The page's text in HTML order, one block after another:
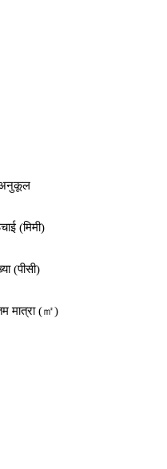
अनुकूल
(मिमी)
(पीसी)
मात्रा (㎡)